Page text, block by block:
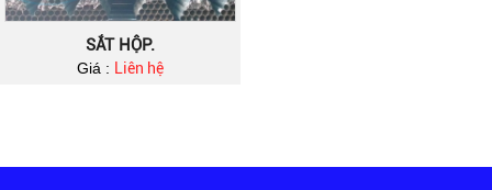
SẮT HỘP.
Giá : Liên hệ